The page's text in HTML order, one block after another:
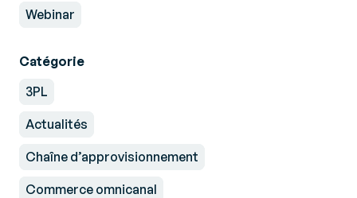
Webinar
Catégorie
3PL
Actualités
Chaîne d’approvisionnement
Commerce omnicanal